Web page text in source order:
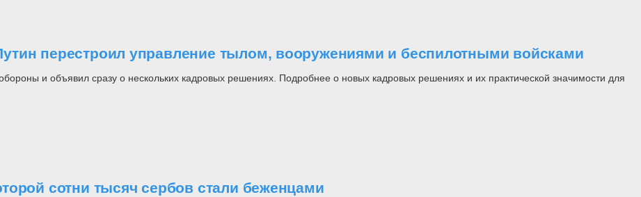
перестроил управление тылом, вооружениями и беспилотными войсками
и объявил сразу о нескольких кадровых решениях. Подробнее о новых кадровых решениях и их практической значимости для
сотни тысяч сербов стали беженцами